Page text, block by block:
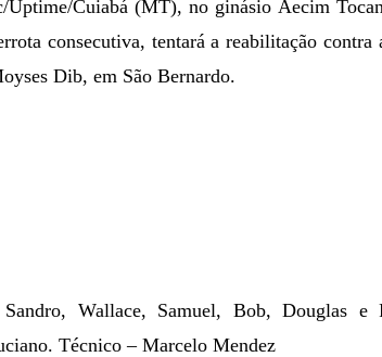
Uptime/Cuiabá (MT), no ginásio Aecim
consecutiva, tentará a reabilitação
Dib, em São Bernardo.
Wallace, Samuel, Bob, Douglas e
Técnico – Marcelo Mendez